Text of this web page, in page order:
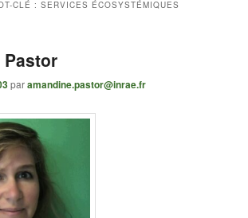
CLÉ :SERVICES ÉCOSYSTÉMIQUES
paramandine.pastor@inrae.fr